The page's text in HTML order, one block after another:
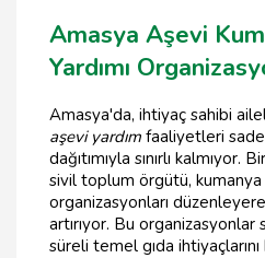
Amasya Aşevi
Yardımı
Amasya'da, ihtiyaç sahibi
aşevi yardım faaliyetleri
dağıtımıyla sınırlı kalmıyor.
sivil toplum örgütü, kumanya
organizasyonları
artırıyor. Bu
süreli temel gıda ihtiyaçlarını